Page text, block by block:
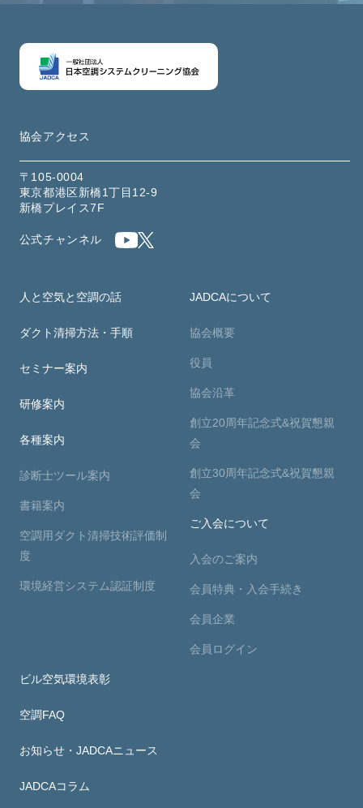
協会アクセス
〒105-0004
東京都港区新橋1丁目12-9
新橋プレイス7F
公式チャンネル
人と空気と空調の話
ダクト清掃方法・手順
セミナー案内
研修案内
各種案内
診断士ツール案内
書籍案内
空調用ダクト清掃技術評価制
度
環境経営システム認証制度
JADCAについて
協会概要
役員
協会沿革
創立20周年記念式&祝賀懇親
会
創立30周年記念式&祝賀懇親
会
ご入会について
入会のご案内
会員特典・入会手続き
会員企業
会員ログイン
ビル空気環境表彰
空調FAQ
お知らせ・JADCAニュース
JADCAコラム